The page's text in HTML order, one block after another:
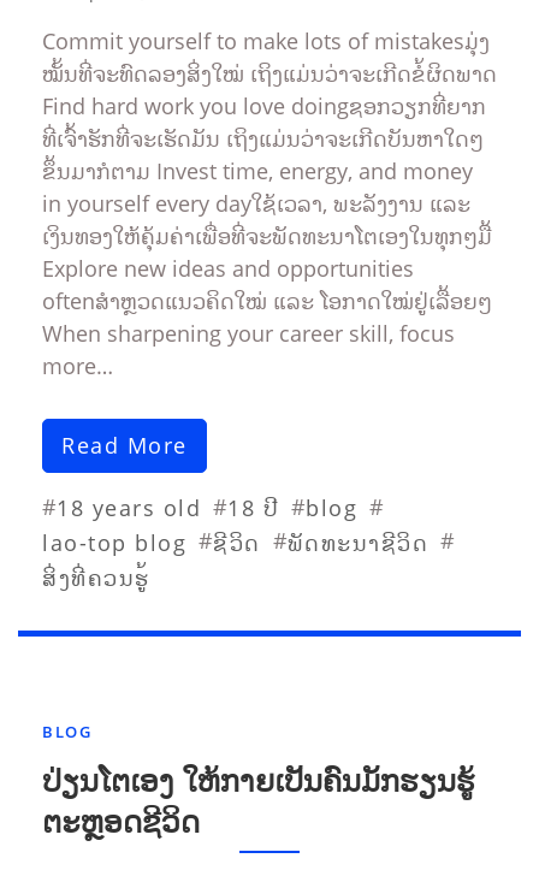
By
Sompasong
Vongthavone
Commit yourself to make lots of mistakesມຸ່ງ
ໝັ້ນທີ່ຈະທົດລອງສິ່ງໃໝ່ ເຖິງແມ່ນວ່າຈະເກີດຂໍ້ຜິດພາດ
Find hard work you love doingຊອກວຽກທີ່ຍາກ
ທີ່ເຈົ້າຮັກທີ່ຈະເຮັດມັນ ເຖິງແມ່ນວ່າຈະເກີດບັນຫາໃດໆ
ຂຶ້ນມາກໍຕາມ Invest time, energy, and money
in yourself every dayໃຊ້ເວລາ, ພະລັງງານ ແລະ
ເງິນທອງໃຫ້ຄຸ້ມຄ່າເພື່ອທີ່ຈະພັດທະນາໂຕເອງໃນທຸກໆມື້
Explore new ideas and opportunities
oftenສຳຫຼວດແນວຄິດໃໝ່ ແລະ ໂອກາດໃໝ່ຢູ່ເລື້ອຍໆ
When sharpening your career skill, focus
more…
Read More
#18 years old #18 ປີ #blog #
lao-top blog #ຊີວິດ #ພັດທະນາຊີວິດ #
ສິ່ງທີ່ຄວນຮູ້
BLOG
ປ່ຽນໂຕເອງ ໃຫ້ກາຍເປັນຄົນມັກຮຽນຮູ້
ຕະຫຼອດຊີວິດ